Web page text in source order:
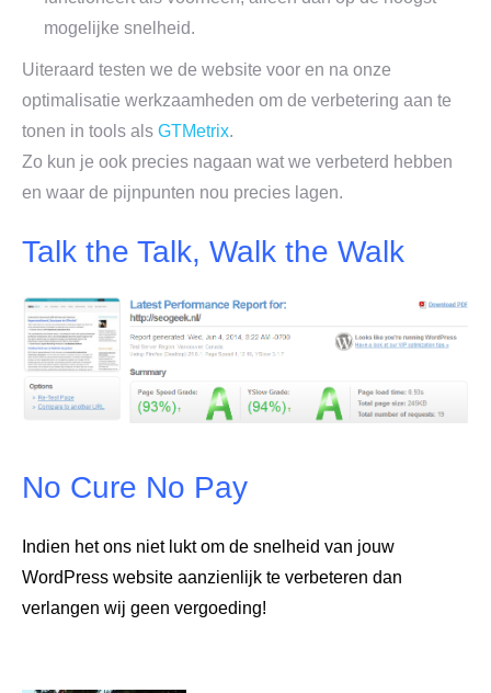
mogelijke snelheid.
Uiteraard testen we de website voor en na onze
optimalisatie werkzaamheden om de verbetering aan te
tonen in tools als GTMetrix.
Zo kun je ook precies nagaan wat we verbeterd hebben
en waar de pijnpunten nou precies lagen.
Talk the Talk, Walk the Walk
No Cure No Pay
Indien het ons niet lukt om de snelheid van jouw
WordPress website aanzienlijk te verbeteren dan
verlangen wij geen vergoeding!